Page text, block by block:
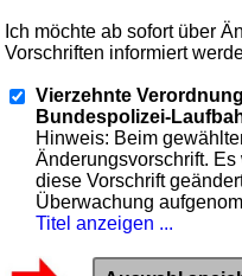
Ich möchte ab sofort über
Vorschriften informiert
Vierzehnte
Bundespolizei-
Hinweis: Beim
Änderungsvorschrift.
diese Vorschrift
Überwachung
Titel anzeigen ...